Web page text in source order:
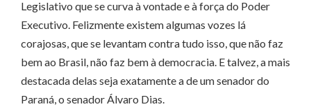
Legislativo que se curva à vontade e à força do Poder
Executivo. Felizmente existem algumas vozes lá
corajosas, que se levantam contra tudo isso, que não faz
bem ao Brasil, não faz bem à democracia. E talvez, a mais
destacada delas seja exatamente a de um senador do
Paraná, o senador Álvaro Dias.